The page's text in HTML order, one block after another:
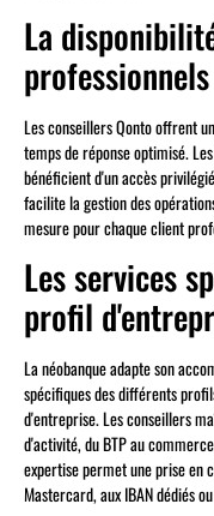
La
Les conseillers Qonto offrent
temps de réponse optimisé.
bénéficient d'un accès
facilite la gestion des
mesure pour chaque client
Les services
profil
La néobanque adapte son
spécifiques des différents
d'entreprise. Les conseillers
d'activité, du BTP au
expertise permet une prise en
Mastercard, aux IBAN dédiés